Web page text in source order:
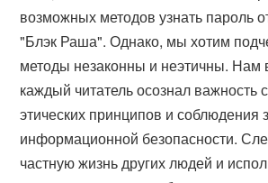
возможных методов узнать пароль
"Блэк Раша". Однако, мы хотим
методы незаконны и неэтичны. Нам
каждый читатель осознал важность
этических принципов и соблюдения
информационной безопасности.
частную жизнь других людей и